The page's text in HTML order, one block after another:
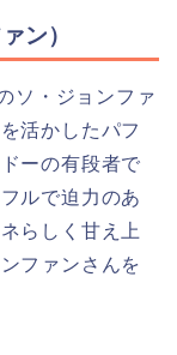
ン）
ソ・ジョンファ
活かしたパフ
ーの有段者で
ルで迫力のあ
らしく甘え上
ファンさんを